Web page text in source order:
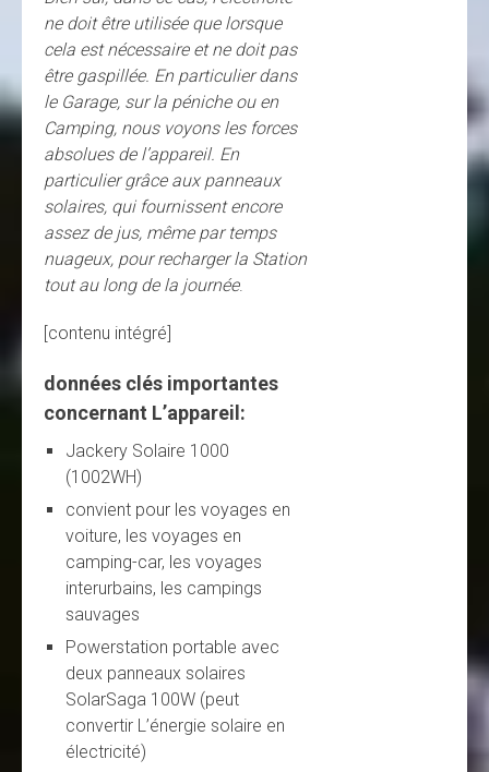
ne doit être utilisée que lorsque
cela est nécessaire et ne doit pas
être gaspillée. En particulier dans
le Garage, sur la péniche ou en
Camping, nous voyons les forces
absolues de l’appareil. En
particulier grâce aux panneaux
solaires, qui fournissent encore
assez de jus, même par temps
nuageux, pour recharger la Station
tout au long de la journée.
[contenu intégré]
données clés importantes
concernant L’appareil:
Jackery Solaire 1000
(1002WH)
convient pour les voyages en
voiture, les voyages en
camping-car, les voyages
interurbains, les campings
sauvages
Powerstation portable avec
deux panneaux solaires
SolarSaga 100W (peut
convertir L’énergie solaire en
électricité)